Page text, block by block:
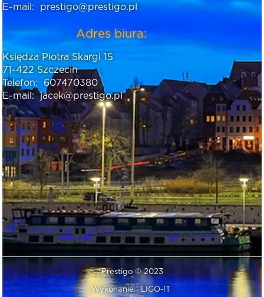
E-mail:
prestigo@prestigo.pl
Adres biura:
Księdza Piotra Skargi 15
71-422 Szczecin
Telefon:
607470380
E-mail: jacek@prestigo.pl
Prestigo © 2023
Wykonanie: LIGO-IT